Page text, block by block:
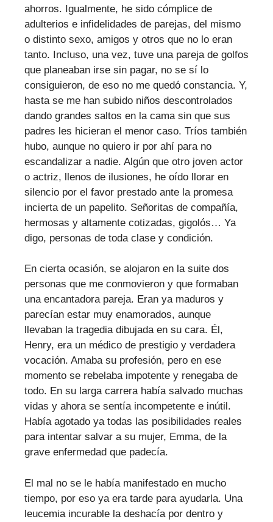
ahorros. Igualmente, he sido cómplice de
adulterios e infidelidades de parejas, del mismo
o distinto sexo, amigos y otros que no lo eran
tanto. Incluso, una vez, tuve una pareja de golfos
que planeaban irse sin pagar, no se sí lo
consiguieron, de eso no me quedó constancia. Y,
hasta se me han subido niños descontrolados
dando grandes saltos en la cama sin que sus
padres les hicieran el menor caso. Tríos también
hubo, aunque no quiero ir por ahí para no
escandalizar a nadie. Algún que otro joven actor
o actriz, llenos de ilusiones, he oído llorar en
silencio por el favor prestado ante la promesa
incierta de un papelito. Señoritas de compañía,
hermosas y altamente cotizadas, gigolós… Ya
digo, personas de toda clase y condición.
En cierta ocasión, se alojaron en la suite dos
personas que me conmovieron y que formaban
una encantadora pareja. Eran ya maduros y
parecían estar muy enamorados, aunque
llevaban la tragedia dibujada en su cara. Él,
Henry, era un médico de prestigio y verdadera
vocación. Amaba su profesión, pero en ese
momento se rebelaba impotente y renegaba de
todo. En su larga carrera había salvado muchas
vidas y ahora se sentía incompetente e inútil.
Había agotado ya todas las posibilidades reales
para intentar salvar a su mujer, Emma, de la
grave enfermedad que padecía.
El mal no se le había manifestado en mucho
tiempo, por eso ya era tarde para ayudarla. Una
leucemia incurable la deshacía por dentro y